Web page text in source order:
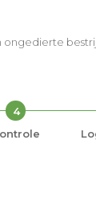
ongedierte
4